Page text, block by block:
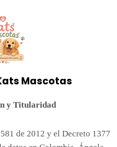
Mascotas
y Titularidad
de 2012 y el Decreto 1377